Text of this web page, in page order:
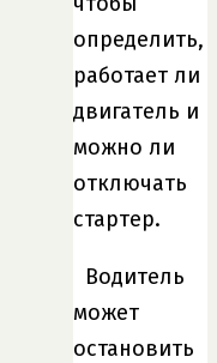
определить,
работает ли
двигатель и
можно ли
отключать
стартер.
Водитель
может
остановить